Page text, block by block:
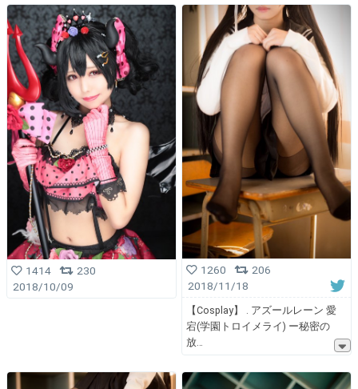
1414
230
2018/10/09
1260
206
2018/11/18
【Cosplay】 . アズールレーン 愛
宕(学園トロイメライ) ー秘密の
放